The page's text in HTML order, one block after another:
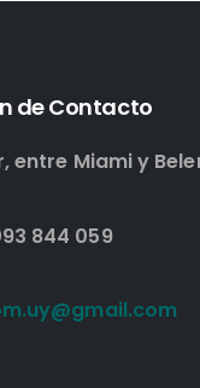
de Contacto
entre Miami y
844 059